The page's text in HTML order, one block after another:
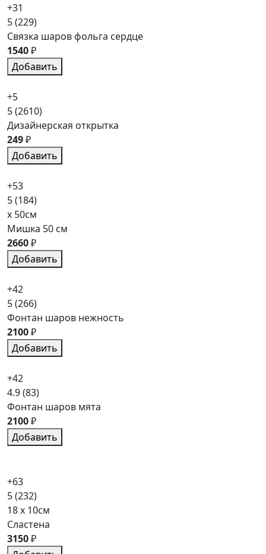
+31
5(229)
Связка шаров фольга сердце
1540₽
Добавить
+5
5(2610)
Дизайнерская открытка
249₽
Добавить
+53
5(184)
x 50см
Мишка 50 см
2660₽
Добавить
+42
5(266)
Фонтан шаров нежность
2100₽
Добавить
+42
4.9(83)
Фонтан шаров мята
2100₽
Добавить
+63
5(232)
18 x 10см
Сластена
3150₽